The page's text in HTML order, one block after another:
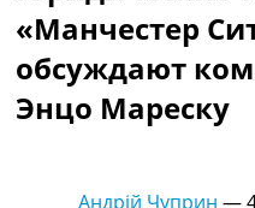
Видео
Трансферы
Новости
Последние
Конкурс прогнозов
«Манчестер
обсуждают
Энцо Мареску
Андрій Чуприн —